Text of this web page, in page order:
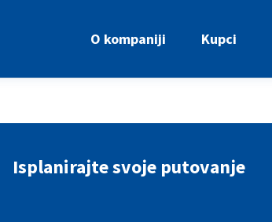
O kompaniji Kupci
Isplanirajte svoje putovanje